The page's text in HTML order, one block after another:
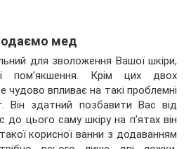
мед
для зволоження Вашої шкіри,
Крім цих двох
чудово впливає на такі проблемні
Він здатний позбавити Вас від
до цього саму шкіру на п’ятах він
корисної ванни з додаванням